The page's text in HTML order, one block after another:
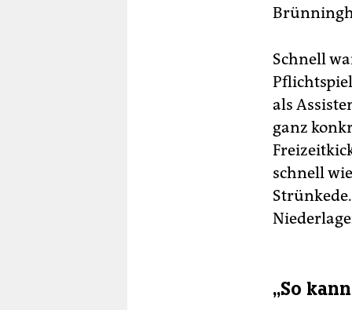
Schnell
als
ganz
schnell
„So